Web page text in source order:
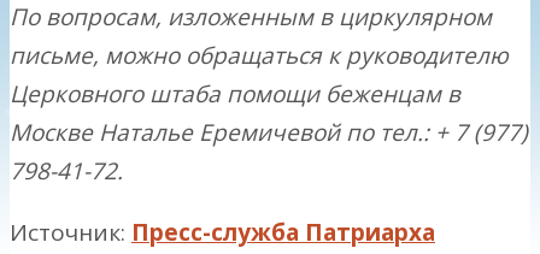
По вопросам, изложенным в циркулярном
письме, можно обращаться к руководителю
Церковного штаба помощи беженцам в
Москве Наталье Еремичевой по тел.: + 7 (977)
798-41-72.
Источник: Пресс-служба Патриарха